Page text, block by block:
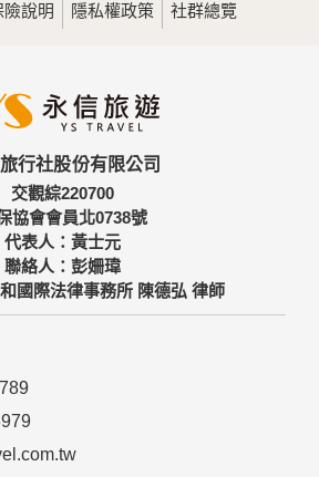
說明 隱私權政策 社群總覽
行社股份有限公司
交觀綜220700
協會會員北0738號
代表人：黃士元
聯絡人：彭姍瑋
國際法律事務所 陳德弘 律師